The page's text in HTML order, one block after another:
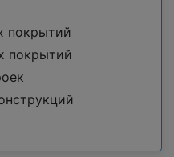
покрытий
покрытий